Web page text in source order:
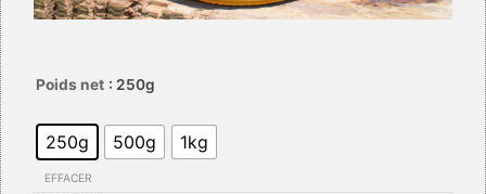
Poids net : 250g
250g 500g 1kg
EFFACER
quantité
Miel
de
lavande